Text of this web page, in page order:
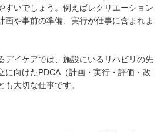
すいでしょう。例えばレクリエーション
画や事前の準備、実行が仕事に含まれま
デイケアでは、施設にいるリハビリの先
に向けたPDCA（計画・実行・評価・改
大切な仕事です。